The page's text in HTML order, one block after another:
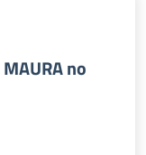
MAURA no